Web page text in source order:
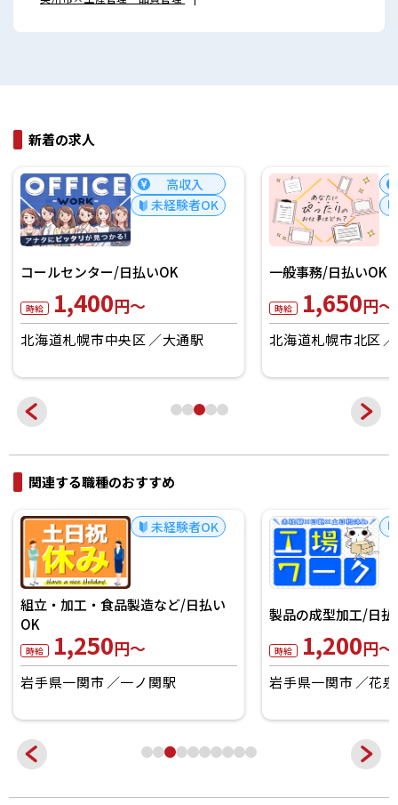
新着の求人
高収入
未経験者OK
一般事務/日払いOK
時給 1,650円～
北海道札幌市北区 札幌(ＪＲ)駅
一般事務/日払いOK
時給 1,650円～
北海道札幌市中央区
さっぽろ(札幌市
関連する職種のおすすめ
未経験者OK
製品の成型加工/日払いOK
時給 1,200円～
岩手県一関市 花泉駅
窓枠サッシの切断・
1,250